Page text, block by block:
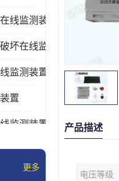
线监测装置
坏在线监测装置
监测装置
置
监测装置
更多
产品描述
电压等级